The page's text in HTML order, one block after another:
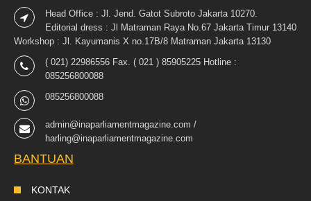
Head Office : Jl. Jend. Gatot Subroto Jakarta 10270.
Editorial dress : Jl Matraman Raya No.67 Jakarta Timur 13140
Workshop : Jl. Kayumanis X no.17B/8 Matraman Jakarta 13130
( 021) 22986556 Fax. ( 021 ) 85905225 Hotline :
085256800088
085256800088
admin@inaparliamentmagazine.com /
harling@inaparliamentmagazine.com
BANTUAN
KONTAK